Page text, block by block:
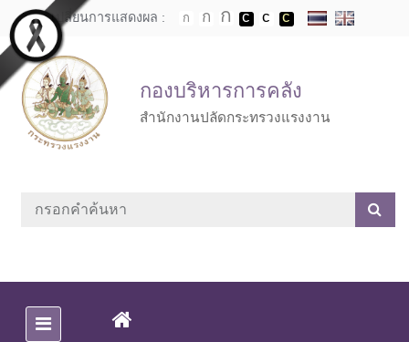
Skip to main content
เปลี่ยนการแสดงผล :
กองบริหารการคลัง
สำนักงานปลัดกระทรวงแรงงาน
(CURRENT)